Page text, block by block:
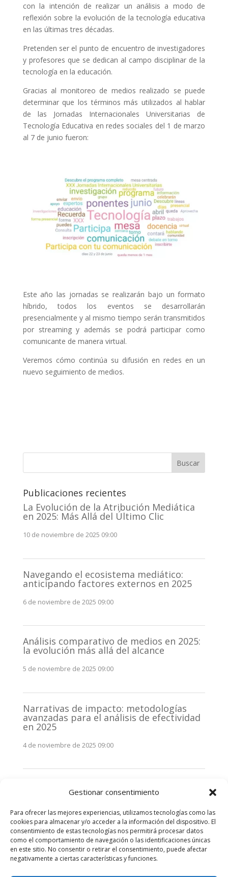
Gestionar consentimiento
Para ofrecer las mejores experiencias, utilizamos tecnologías como las
cookies para almacenar y/o acceder a la información del dispositivo. El
consentimiento de estas tecnologías nos permitirá procesar datos
como el comportamiento de navegación o las identificaciones únicas
en este sitio. No consentir o retirar el consentimiento, puede afectar
negativamente a ciertas características y funciones.
con la intención de realizar un análisis a modo de
reflexión sobre la evolución de la tecnología educativa
en las últimas tres décadas.
Pretenden ser el punto de encuentro de investigadores
y profesores que se dedican al campo disciplinar de la
tecnología en la educación.
Gracias al monitoreo de medios realizado se puede
determinar que los términos más utilizados al hablar
de las Jornadas Internacionales Universitarias de
Tecnología Educativa en redes sociales del 1 de marzo
al 7 de junio fueron:
Este año las jornadas se realizarán bajo un formato
híbrido, todos los eventos se desarrollarán
presencialmente y al mismo tiempo serán transmitidos
por streaming y además se podrá participar como
comunicante de manera virtual.
Veremos cómo continúa su difusión en redes en un
nuevo seguimiento de medios.
Buscar
Publicaciones recientes
La Evolución de la Atribución Mediática
en 2025: Más Allá del Último Clic
10 de noviembre de 2025 09:00
Navegando el ecosistema mediático:
anticipando factores externos en 2025
6 de noviembre de 2025 09:00
Análisis comparativo de medios en 2025:
la evolución más allá del alcance
5 de noviembre de 2025 09:00
Narrativas de impacto: metodologías
avanzadas para el análisis de efectividad
en 2025
4 de noviembre de 2025 09:00
stakeholders en 2025: La clave de la
3 de noviembre de 2025 09:00
Comentarios recientes